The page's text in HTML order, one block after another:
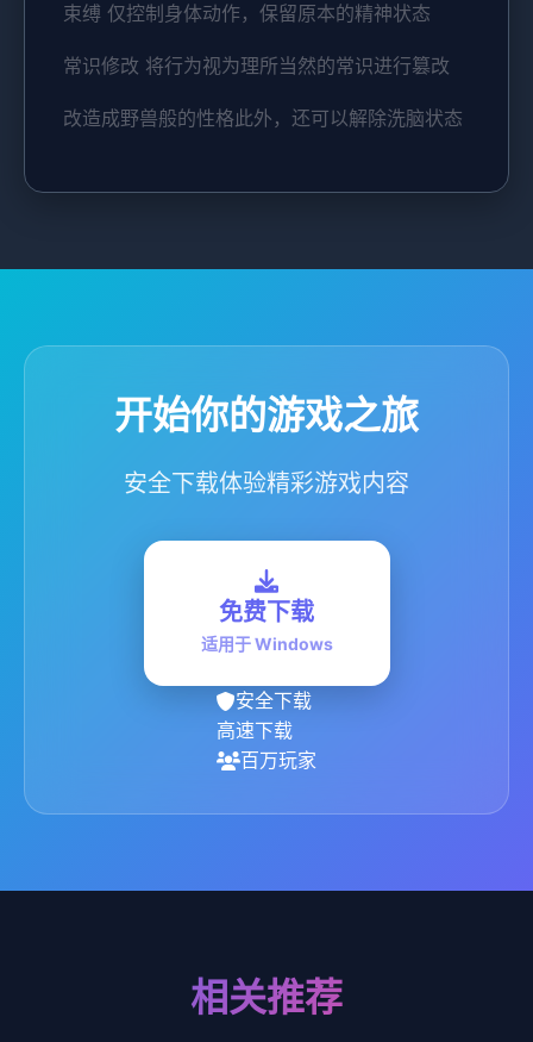
束缚 仅控制身体动作，保留原本的精神状态
常识修改 将行为视为理所当然的常识进行篡改
改造成野兽般的性格此外，还可以解除洗脑状态
开始你的游戏之旅
安全下载体验精彩游戏内容
免费下载
适用于 Windows
安全下载
高速下载
百万玩家
相关推荐